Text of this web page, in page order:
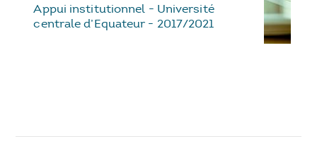
Appui institutionnel - Université
centrale d’Equateur - 2017/2021